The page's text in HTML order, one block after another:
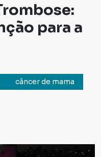
para a
câncer de mama